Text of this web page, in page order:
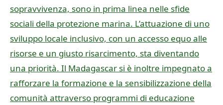
sopravvivenza, sono in prima linea nelle sfide
sociali della protezione marina. L’attuazione di uno
sviluppo locale inclusivo, con un accesso equo alle
risorse e un giusto risarcimento, sta diventando
una priorità. Il Madagascar si è inoltre impegnato a
rafforzare la formazione e la sensibilizzazione della
comunità attraverso programmi di educazione